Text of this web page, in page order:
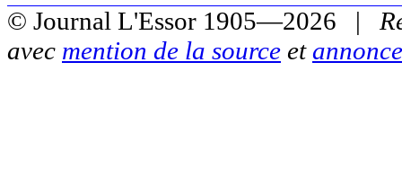
© Journal L'Essor 1905—2026 |
avec mention de la source et